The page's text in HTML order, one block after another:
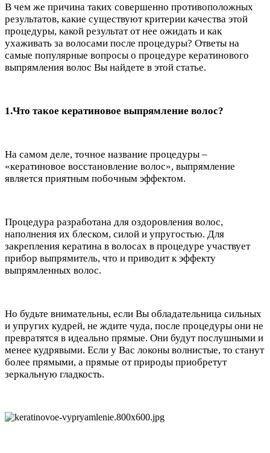
В чем же причина таких совершенно противоположных
результатов, какие существуют критерии качества этой
процедуры, какой результат от нее ожидать и как
ухаживать за волосами после процедуры? Ответы на
самые популярные вопросы о процедуре кератинового
выпрямления волос Вы найдете в этой статье.
1.Что такое кератиновое выпрямление волос?
На самом деле, точное название процедуры –
«кератиновое восстановление волос», выпрямление
является приятным побочным эффектом.
Процедура разработана для оздоровления волос,
наполнения их блеском, силой и упругостью. Для
закрепления кератина в волосах в процедуре участвует
прибор выпрямитель, что и приводит к эффекту
выпрямленных волос.
Но будьте внимательны, если Вы обладательница сильных
и упругих кудрей, не ждите чуда, после процедуры они не
превратятся в идеально прямые. Они будут послушными и
менее кудрявыми. Если у Вас локоны волнистые, то станут
более прямыми, а прямые от природы приобретут
зеркальную гладкость.